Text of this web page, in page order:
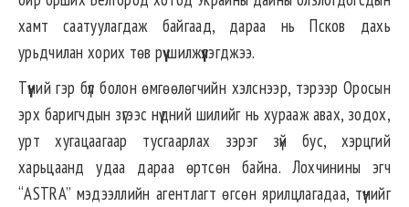
хамт саатуулагдаж байгаад, дараа нь Псков дахь
урьдчилан хорих төв рүү шилжүүлэгджээ.
Түүний гэр бүл болон өмгөөлөгчийн хэлснээр, тэрээр Оросын
эрх баригчдын зүгээс нүдний шилийг нь хурааж авах, зодох,
урт хугацаагаар тусгаарлах зэрэг зүй бус, хэрцгий
харьцаанд удаа дараа өртсөн байна. Лохчинины эгч
“ASTRA” мэдээллийн агентлагт өгсөн ярилцлагадаа, түүнийг